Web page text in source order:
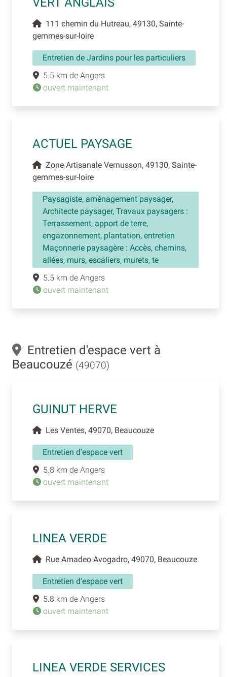
111 chemin du Hutreau, 49130, Sainte-
gemmes-sur-loire
Entretien de Jardins pour les particuliers
5.5 km de Angers
ouvert maintenant
ACTUEL PAYSAGE
Zone Artisanale Vernusson, 49130, Sainte-
gemmes-sur-loire
Paysagiste, aménagement paysager,
Architecte paysager, Travaux paysagers :
Terrassement, apport de terre,
engazonnement, plantation, entretien
Maçonnerie paysagère : Accès, chemins,
allées, murs, escaliers, murets, te
5.5 km de Angers
ouvert maintenant
Entretien d'espace vert à
Beaucouzé (49070)
GUINUT HERVE
Les Ventes, 49070, Beaucouze
Entretien d'espace vert
5.8 km de Angers
ouvert maintenant
LINEA VERDE
Rue Amadeo Avogadro, 49070, Beaucouze
Entretien d'espace vert
5.8 km de Angers
ouvert maintenant
LINEA VERDE SERVICES